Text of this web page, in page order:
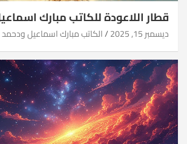
قطار اللاعودة للكاتب مبارك
ديسمبر 15, 2025 الكاتب مبارك اسماعيل ودحمد